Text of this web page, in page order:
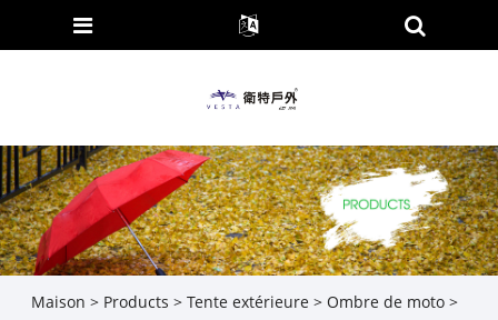
Maison > Products > Tente extérieure> Ombre de moto>